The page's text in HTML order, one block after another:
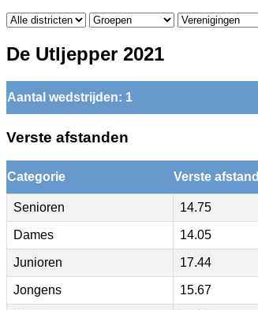
De Utljepper 2021
Aantal wedstrijden: 1
Verste afstanden
Categorie Verste afstand
Senioren 14.75
Dames 14.05
Junioren 17.44
Jongens 15.67